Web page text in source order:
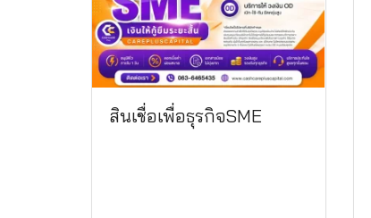
สินเชื่อเพื่อธุรกิจSME